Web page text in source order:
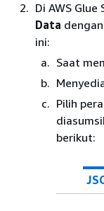
Di AWS
Data
ini:
Saat
Pilih
berikut: